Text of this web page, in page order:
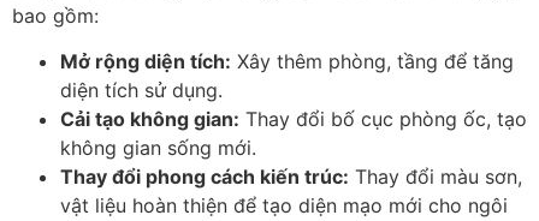
bao gồm:
Mở rộng diện tích: Xây thêm phòng, tầng để tăng
diện tích sử dụng.
Cải tạo không gian: Thay đổi bố cục phòng ốc, tạo
không gian sống mới.
Thay đổi phong cách kiến trúc: Thay đổi màu sơn,
vật liệu hoàn thiện để tạo diện mạo mới cho ngôi